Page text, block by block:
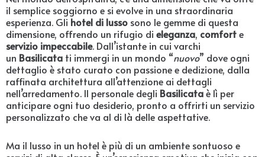
il semplice soggiorno e si evolve in una straordinaria
esperienza. Gli hotel di lusso sono le gemme di questa
dimensione, offrendo un rifugio di eleganza, comforte
servizio impeccabile. Dall’istante in cui varchi
un Basilicata ti immergi in un mondo “nuovo” dove ogni
dettaglio è stato curato con passione e dedizione, dalla
raffinata architettura all’attenzione ai dettagli
nell’arredamento. Il personale degli Basilicataè lì per
anticipare ogni tuo desiderio, pronto a offrirti un servizio
personalizzato che va al di là delle aspettative.
Ma il lusso in un hotel è più di un ambiente sontuoso e